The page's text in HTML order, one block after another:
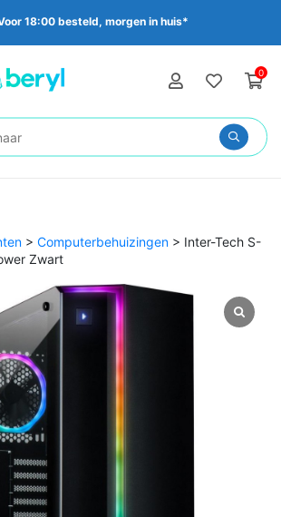
18:00 besteld, morgen in huis*
0
> Computerbehuizingen > Inter-Tech S-
Zwart